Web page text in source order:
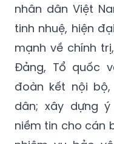
nhân dân Việt
tinh nhuệ, hiện
mạnh về chính
Đảng, Tổ quốc
đoàn kết nội
dân; xây dựng
niềm tin cho cán